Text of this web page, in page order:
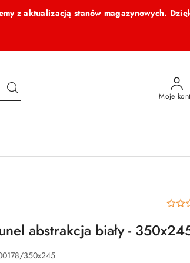
z aktualizacją stanów magazynowych.
Moje
abstrakcja biały -
350x245